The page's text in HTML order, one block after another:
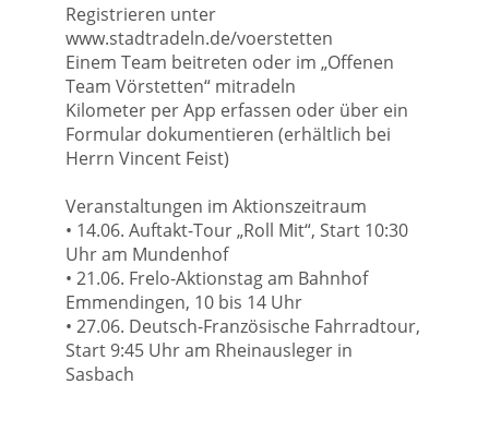
Registrieren unter
www.stadtradeln.de/voerstetten
Einem Team beitreten oder im „Offenen
Team Vörstetten“ mitradeln
Kilometer per App erfassen oder über ein
Formular dokumentieren (erhältlich bei
Herrn Vincent Feist)
Veranstaltungen im Aktionszeitraum
• 14.06. Auftakt-Tour „Roll Mit“, Start 10:30
Uhr am Mundenhof
• 21.06. Frelo-Aktionstag am Bahnhof
Emmendingen, 10 bis 14 Uhr
• 27.06. Deutsch-Französische Fahrradtour,
Start 9:45 Uhr am Rheinausleger in
Sasbach